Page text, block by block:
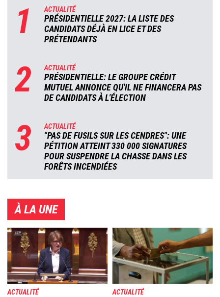
1 ACTUALITÉ
PRÉSIDENTIELLE 2027: LA LISTE DES
CANDIDATS DÉJÀ EN LICE ET DES
PRÉTENDANTS
2 ACTUALITÉ
PRÉSIDENTIELLE: LE GROUPE CRÉDIT
MUTUEL ANNONCE QU'IL NE FINANCERA PAS
DE CANDIDATS À L'ÉLECTION
3 ACTUALITÉ
"PAS DE FUSILS SUR LES CENDRES": UNE
PÉTITION ATTEINT 330 000 SIGNATURES
POUR SUSPENDRE LA CHASSE DANS LES
FORÊTS INCENDIÉES
À LA UNE
Image
ACTUALITÉ
Image
ACTUALITÉ